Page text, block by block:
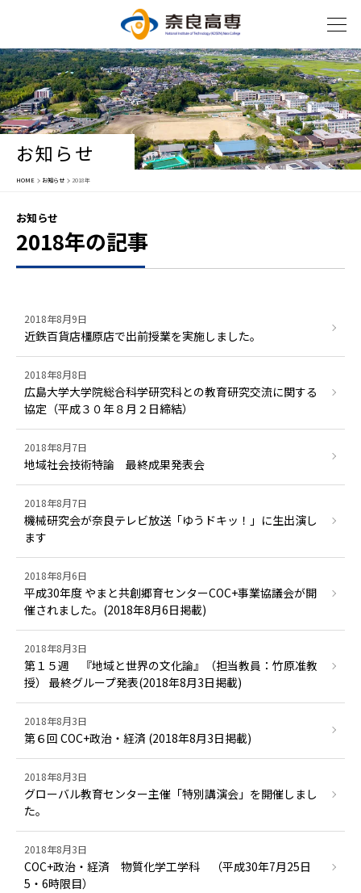
お知らせ
HOME お知らせ 2018年
お知らせ
2018年の記事
2018年8月9日
近鉄百貨店橿原店で出前授業を実施しました。
2018年8月8日
広島大学大学院総合科学研究科との教育研究交流に関する
協定（平成３０年８月２日締結）
2018年8月7日
地域社会技術特論 最終成果発表会
2018年8月7日
機械研究会が奈良テレビ放送「ゆうドキッ！」に生出演し
ます
2018年8月6日
平成30年度 やまと共創郷育センターCOC+事業協議会が開
催されました。(2018年8月6日掲載)
2018年8月3日
第１５週 『地域と世界の文化論』（担当教員：竹原准教
授） 最終グループ発表(2018年8月3日掲載)
2018年8月3日
第６回 COC+政治・経済 (2018年8月3日掲載)
2018年8月3日
グローバル教育センター主催「特別講演会」を開催しまし
た。
2018年8月3日
COC+政治・経済 物質化学工学科 （平成30年7月25日
5・6時限目）